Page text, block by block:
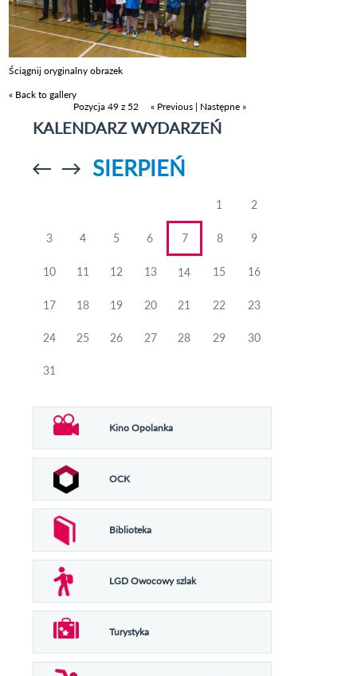
Ściągnij oryginalny obrazek
« Back to gallery
Pozycja 49 z 52
« Previous | Następne »
KALENDARZ WYDARZEŃ
Przejdź doPrzejdź do
SIERPIEŃ
1 2
3 4 5 6 7 8 9
10 11 12 13 14 15 16
17 18 19 20 21 22 23
24 25 26 27 28 29 30
31
Kino Opolanka
OCK
Biblioteka
LGD Owocowy szlak
Turystyka